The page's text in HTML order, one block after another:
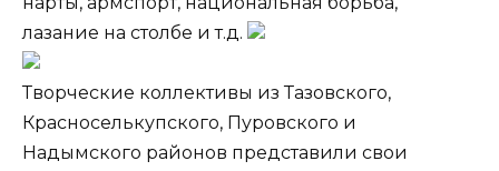
лазание на столбе и т.д.
Творческие коллективы из Тазовского,
Красноселькупского, Пуровского и
Надымского районов представили свои